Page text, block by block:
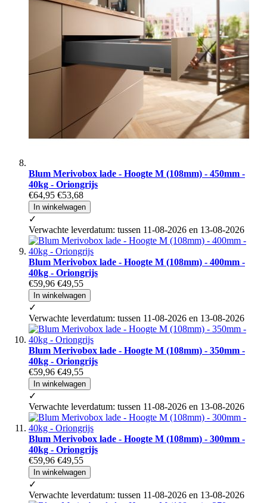
Blum Merivobox lade - Hoogte M (108mm) - 450mm -
40kg - Oriongrijs
€64,95 €53,68
In winkelwagen
✓
Verwachte leverdatum: tussen 11-08-2026 en 13-08-2026
Blum Merivobox lade - Hoogte M (108mm) - 400mm -
40kg - Oriongrijs
€59,96 €49,55
In winkelwagen
✓
Verwachte leverdatum: tussen 11-08-2026 en 13-08-2026
Blum Merivobox lade - Hoogte M (108mm) - 350mm -
40kg - Oriongrijs
€59,96 €49,55
In winkelwagen
✓
Verwachte leverdatum: tussen 11-08-2026 en 13-08-2026
Blum Merivobox lade - Hoogte M (108mm) - 300mm -
40kg - Oriongrijs
€59,96 €49,55
In winkelwagen
✓
Verwachte leverdatum: tussen 11-08-2026 en 13-08-2026